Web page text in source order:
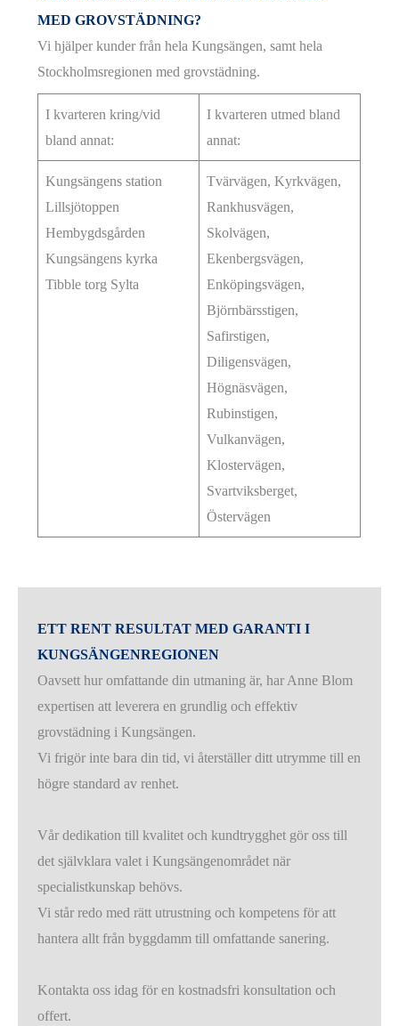
MED GROVSTÄDNING?
Vi hjälper kunder från hela Kungsängen, samt hela
Stockholmsregionen med grovstädning.
I kvarteren kring/vid
bland annat:
I kvarteren utmed bland
annat:
Kungsängens station
Lillsjötoppen
Hembygdsgården
Kungsängens kyrka
Tibble torg Sylta
Tvärvägen, Kyrkvägen,
Rankhusvägen,
Skolvägen,
Ekenbergsvägen,
Enköpingsvägen,
Björnbärsstigen,
Safirstigen,
Diligensvägen,
Högnäsvägen,
Rubinstigen,
Vulkanvägen,
Klostervägen,
Svartviksberget,
Östervägen
ETT RENT RESULTAT MED GARANTI I
KUNGSÄNGENREGIONEN
Oavsett hur omfattande din utmaning är, har Anne Blom
expertisen att leverera en grundlig och effektiv
grovstädning i Kungsängen.
Vi frigör inte bara din tid, vi återställer ditt utrymme till en
högre standard av renhet.
Vår dedikation till kvalitet och kundtrygghet gör oss till
det självklara valet i Kungsängenområdet när
specialistkunskap behövs.
Vi står redo med rätt utrustning och kompetens för att
hantera allt från byggdamm till omfattande sanering.
Kontakta oss idag för en kostnadsfri konsultation och
offert.